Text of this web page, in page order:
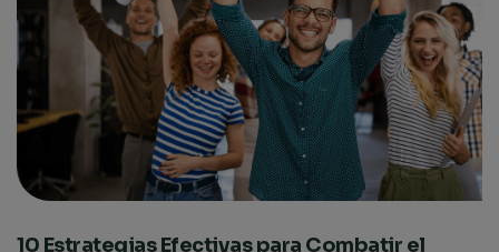
10 Estrategias Efectivas para Combatir el